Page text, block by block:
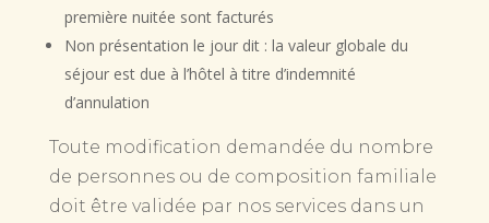
première nuitée sont facturés
Non présentation le jour dit : la valeur globale du
séjour est due à l’hôtel à titre d’indemnité
d’annulation
Toute modification demandée du nombre
de personnes ou de composition familiale
doit être validée par nos services dans un